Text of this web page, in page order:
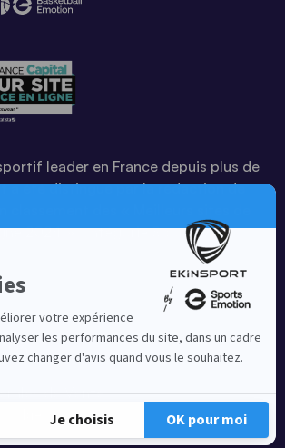
leader en France depuis plus de
a été distingué par la rédaction de
classement des « Meilleurs sites de
2024 », catégorie Sportswear.
de Vente